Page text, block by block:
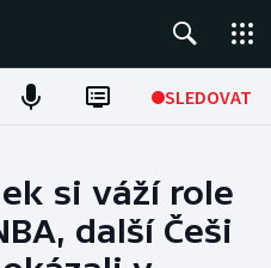
SLEDOVAT
si váží role
další Češi